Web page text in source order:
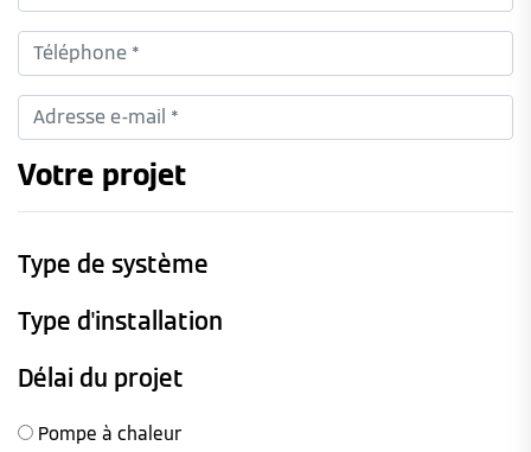
Votre projet
Type de système
Type d'installation
Délai du projet
Pompe à chaleur